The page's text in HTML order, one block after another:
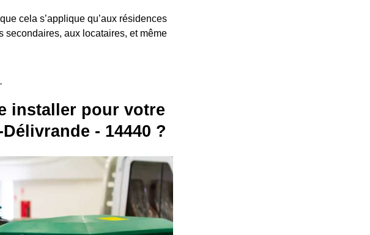
cela s’applique qu’aux résidences
secondaires, aux locataires, et même
installer pour votre
- 14440 ?